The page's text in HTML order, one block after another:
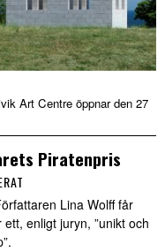
Art Centre öppnar den 27
Piratenpris
Lina Wolff får
enligt juryn, ”unikt och